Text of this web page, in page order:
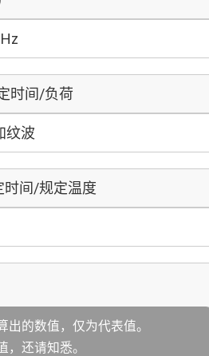
时间/负荷
纹波
时间/规定温度
出的数值，仅为代表值。
，还请知悉。